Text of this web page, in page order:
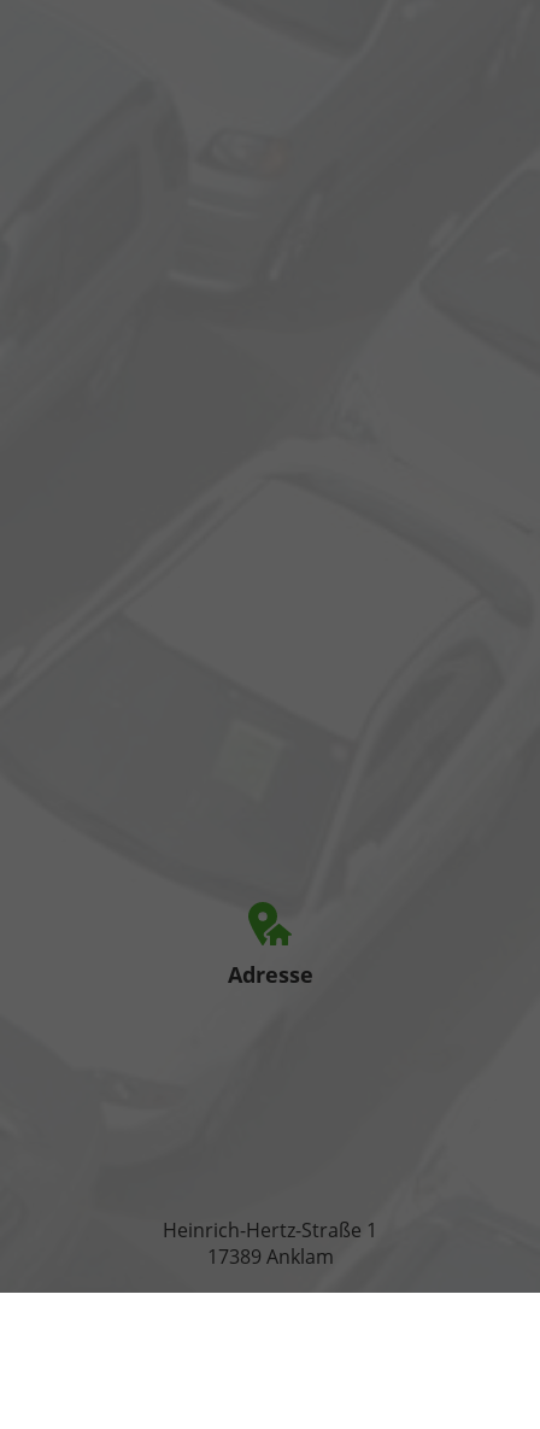
Adresse
Heinrich-Hertz-Straße 1
17389 Anklam